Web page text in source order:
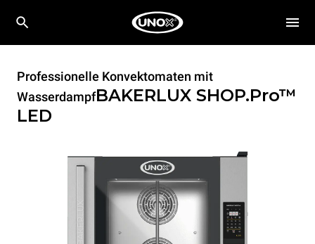
Professionelle Konvektomaten mit
WasserdampfBAKERLUX SHOP.Pro™
LED